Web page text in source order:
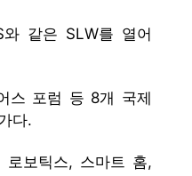
같은 SLW를 열어
스 포럼 등 8개 국제
다.
로보틱스, 스마트 홈,